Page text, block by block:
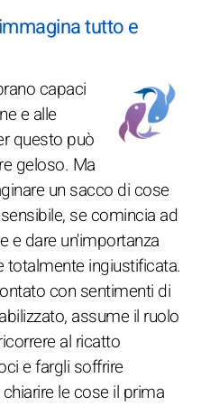
tutto e
capaci
e alle
questo può
geloso. Ma
un sacco di cose
se comincia ad
e dare un'importanza
totalmente ingiustificata.
con sentimenti di
assume il ruolo
al ricatto
e fargli soffrire
le cose il prima